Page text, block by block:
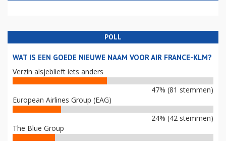
POLL
WAT IS EEN GOEDE NIEUWE NAAM VOOR AIR FRANCE-KLM?
Verzin alsjeblieft iets anders
47% (81 stemmen)
European Airlines Group (EAG)
24% (42 stemmen)
The Blue Group